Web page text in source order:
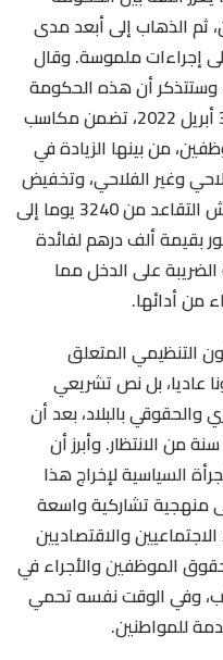
ثم الذهاب إلى أبعد مدى
إجراءات ملموسة. وقال
وستتذكر أن هذه الحكومة
وقعت اتفاقا اجتماعيا تاريخيا في 30 أبريل 2022، تضمن مكاسب
من بينها الزيادة في
وغير الفلاحي، وتخفيض
العتبة المطلوبة للاستفادة من معاش التقاعد من 3240 يوما إلى
بقيمة ألف درهم لفائدة
على الدخل مما
من أدائها.
التنظيمي المتعلق
عاديا، بل نص تشريعي
بالبلاد، بعد أن
ظلت مقتضياته معلقة لأكثر من 62 سنة من الانتظار. وأبرز أن
السياسية لإخراج هذا
منهجية تشاركية واسعة
الاجتماعيين والاقتصاديين
الموظفين والأجراء في
وفي الوقت نفسه تحمي
للمواطنين.